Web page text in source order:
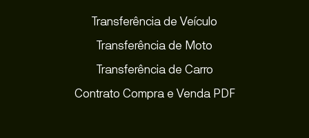
Transferência de Veículo
Transferência de Moto
Transferência de Carro
Contrato Compra e Venda PDF